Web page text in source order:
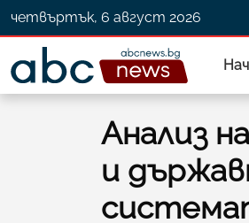
четвъртък, 6 август 2026
Анализ
и